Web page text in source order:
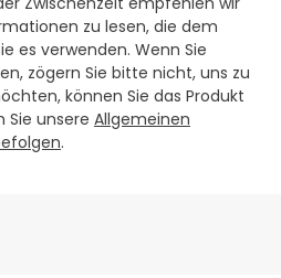
zu lesen, die dem
es verwenden. Wenn Sie
zögern Sie bitte nicht, uns zu
können Sie das Produkt
Sie unsere Allgemeinen
.